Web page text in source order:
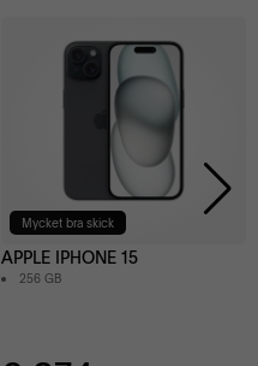
Mycket bra skick
APPLE IPHONE 15
256 GB